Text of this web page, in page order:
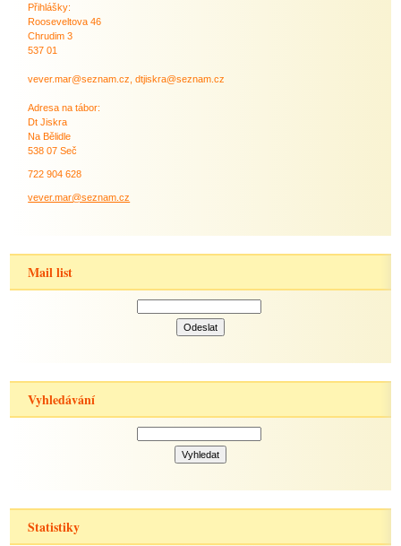
Přihlášky:
Rooseveltova 46
Chrudim 3
537 01
vever.mar@seznam.cz, dtjiskra@seznam.cz
Adresa na tábor:
Dt Jiskra
Na Bělidle
538 07 Seč
722 904 628
vever.mar@seznam.cz
Mail list
Vyhledávání
Statistiky